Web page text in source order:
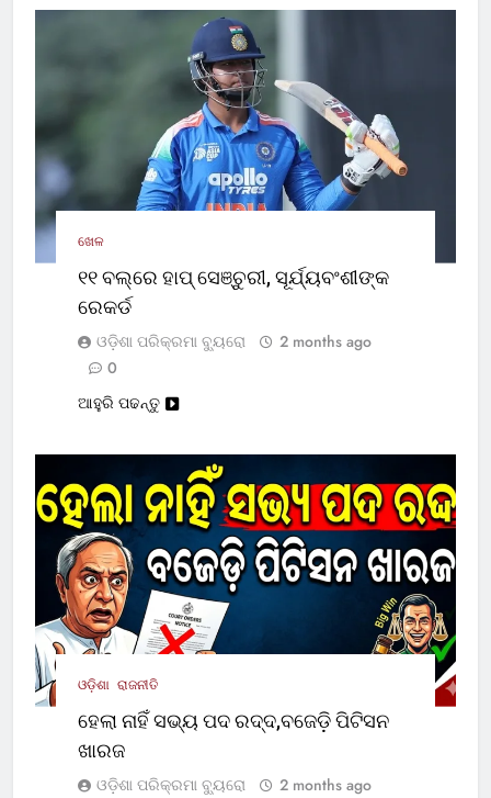
ଖେଳ
୧୧ ବଲ୍‌ରେ ହାପ୍ ସେଞ୍ଚୁରୀ, ସୂର୍ଯ୍ୟବଂଶୀଙ୍କ
ରେକର୍ଡ
ଓଡ଼ିଶା ପରିକ୍ରମା ବ୍ୟୁରୋ
2 months ago
0
ଆହୁରି ପଢନ୍ତୁ
ଓଡ଼ିଶା ରାଜନୀତି
ହେଲା ନାହିଁ ସଭ୍ୟ ପଦ ରଦ୍ଦ,ବଜେଡ଼ି ପିଟିସନ
ଖାରଜ
ଓଡ଼ିଶା ପରିକ୍ରମା ବ୍ୟୁରୋ
2 months ago